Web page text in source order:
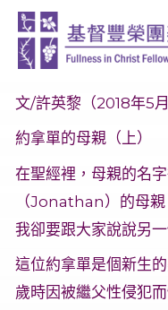
Skip
content
文/許英黎（2018年5月
約拿單的母親（上）
在聖經裡，母親的名
（Jonathan）的母
我卻要跟大家說說另
這位約拿單是個新生
歲時因被繼父性侵犯